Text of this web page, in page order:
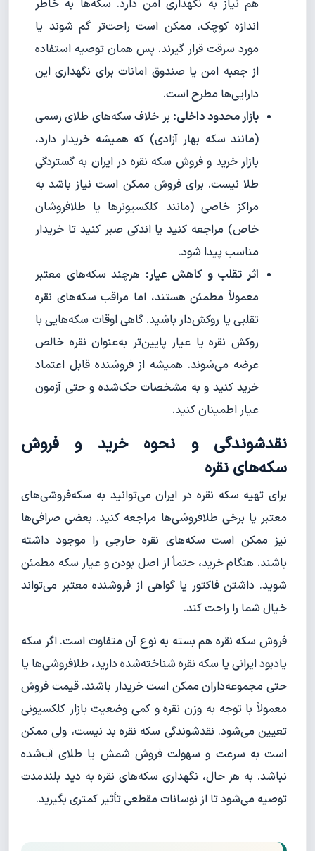
هم نیاز به نگهداری امن دارد. سکه‌ها به خاطر
اندازه کوچک، ممکن است راحت‌تر گم شوند یا
مورد سرقت قرار گیرند. پس همان توصیه استفاده
از جعبه امن یا صندوق امانات برای نگهداری این
دارایی‌ها مطرح است.
بازار محدود داخلی: بر خلاف سکه‌های طلای رسمی
(مانند سکه بهار آزادی) که همیشه خریدار دارد،
بازار خرید و فروش سکه نقره در ایران به گستردگی
طلا نیست. برای فروش ممکن است نیاز باشد به
مراکز خاصی (مانند کلکسیونرها یا طلافروشان
خاص) مراجعه کنید یا اندکی صبر کنید تا خریدار
مناسب پیدا شود.
اثر تقلب و کاهش عیار: هرچند سکه‌های معتبر
معمولاً مطمئن هستند، اما مراقب سکه‌های نقره
تقلبی یا روکش‌دار باشید. گاهی اوقات سکه‌هایی با
روکش نقره یا عیار پایین‌تر به‌عنوان نقره خالص
عرضه می‌شوند. همیشه از فروشنده قابل اعتماد
خرید کنید و به مشخصات حک‌شده و حتی آزمون
عیار اطمینان کنید.
نقدشوندگی و نحوه خرید و فروش
سکه‌های نقره
برای تهیه سکه نقره در ایران می‌توانید به سکه‌فروشی‌های
معتبر یا برخی طلافروشی‌ها مراجعه کنید. بعضی صرافی‌ها
نیز ممکن است سکه‌های نقره خارجی را موجود داشته
باشند. هنگام خرید، حتماً از اصل بودن و عیار سکه مطمئن
شوید. داشتن فاکتور یا گواهی از فروشنده معتبر می‌تواند
خیال شما را راحت کند.
فروش سکه نقره هم بسته به نوع آن متفاوت است. اگر سکه
یادبود ایرانی یا سکه نقره شناخته‌شده دارید، طلافروشی‌ها یا
حتی مجموعه‌داران ممکن است خریدار باشند. قیمت فروش
معمولاً با توجه به وزن نقره و کمی وضعیت بازار کلکسیونی
تعیین می‌شود. نقدشوندگی سکه نقره بد نیست، ولی ممکن
است به سرعت و سهولت فروش شمش یا طلای آب‌شده
نباشد. به هر حال، نگهداری سکه‌های نقره به دید بلندمدت
توصیه می‌شود تا از نوسانات مقطعی تأثیر کمتری بگیرید.